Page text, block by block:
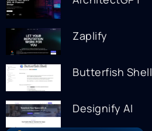
Zaplify
Butterfish Shell
Designify AI